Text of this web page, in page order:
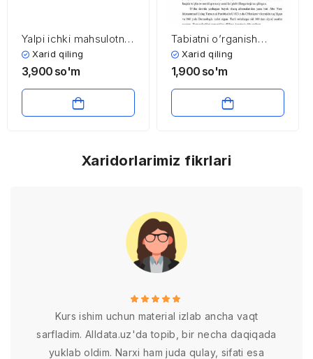
Yalpi ichki mahsulotni
taqsimlashda
soliqlarning ro’lini
Xarid qiling
3,900 so'm
Tabiatni o’rganish
ilmiga Sharqning
buyuk allomalarining
Xarid qiling
1,900 so'm
Xaridorlarimiz fikrlari
Kurs ishim uchun material izlab ancha vaqt
sarfladim. Alldata.uz'da topib, bir necha daqiqada
yuklab oldim. Narxi ham juda qulay, sifati esa